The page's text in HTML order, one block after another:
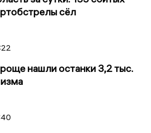
сёл
нашли останки 3,2 тыс.